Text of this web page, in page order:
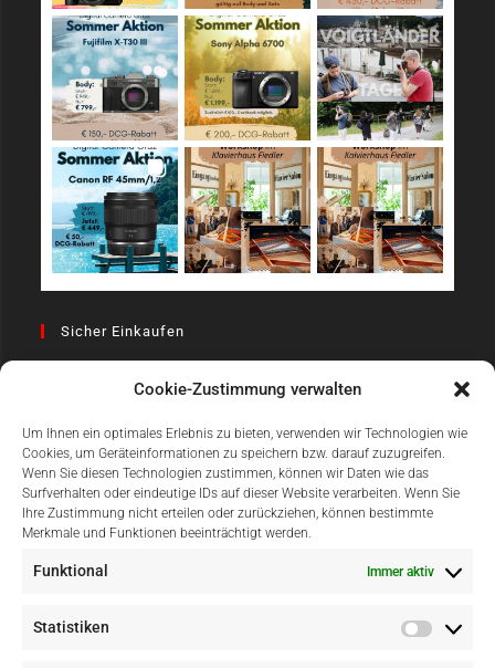
Cookie-Zustimmung verwalten
Um Ihnen ein optimales Erlebnis zu bieten, verwenden wir Technologien wie
Cookies, um Geräteinformationen zu speichern bzw. darauf zuzugreifen.
Wenn Sie diesen Technologien zustimmen, können wir Daten wie das
Surfverhalten oder eindeutige IDs auf dieser Website verarbeiten. Wenn Sie
Ihre Zustimmung nicht erteilen oder zurückziehen, können bestimmte
Merkmale und Funktionen beeinträchtigt werden.
Funktional Immer aktiv
Statistiken
Sicher Einkaufen
Einfach Online Bezahlen